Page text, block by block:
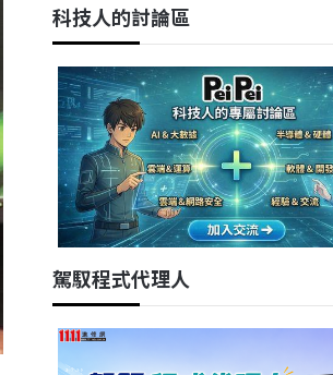
科技人的討論區
駕馭程式代理人